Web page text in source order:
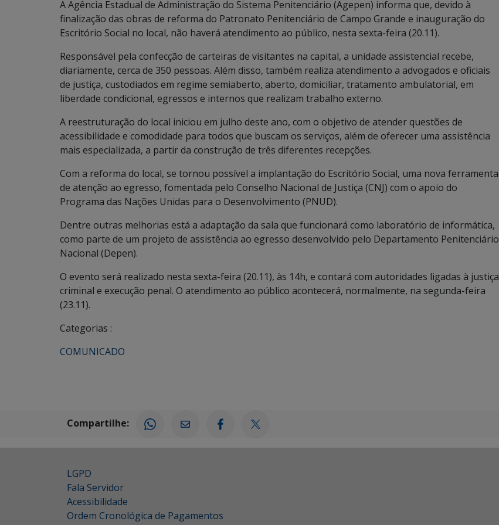
A Agência Estadual de Administração do Sistema Penitenciário (Agepen) informa que, devido à
finalização das obras de reforma do Patronato Penitenciário de Campo Grande e inauguração do
Escritório Social no local, não haverá atendimento ao público, nesta sexta-feira (20.11).
Responsável pela confecção de carteiras de visitantes na capital, a unidade assistencial recebe,
diariamente, cerca de 350 pessoas. Além disso, também realiza atendimento a advogados e oficiais
de justiça, custodiados em regime semiaberto, aberto, domiciliar, tratamento ambulatorial, em
liberdade condicional, egressos e internos que realizam trabalho externo.
A reestruturação do local iniciou em julho deste ano, com o objetivo de atender questões de
acessibilidade e comodidade para todos que buscam os serviços, além de oferecer uma assistência
mais especializada, a partir da construção de três diferentes recepções.
Com a reforma do local, se tornou possível a implantação do Escritório Social, uma nova ferramenta
de atenção ao egresso, fomentada pelo Conselho Nacional de Justiça (CNJ) com o apoio do
Programa das Nações Unidas para o Desenvolvimento (PNUD).
Dentre outras melhorias está a adaptação da sala que funcionará como laboratório de informática,
como parte de um projeto de assistência ao egresso desenvolvido pelo Departamento Penitenciário
Nacional (Depen).
O evento será realizado nesta sexta-feira (20.11), às 14h, e contará com autoridades ligadas à justiça
criminal e execução penal. O atendimento ao público acontecerá, normalmente, na segunda-feira
(23.11).
Categorias :
COMUNICADO
Compartilhe:
LGPD
Fala Servidor
Acessibilidade
Ordem Cronológica de Pagamentos